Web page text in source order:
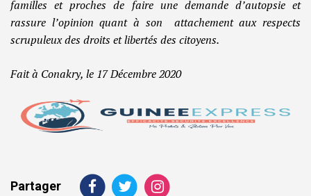
familles et proches de faire une demande d’autopsie et
rassure l’opinion quant à son attachement aux respects
scrupuleux des droits et libertés des citoyens.
Fait à Conakry, le 17 Décembre 2020
Partager